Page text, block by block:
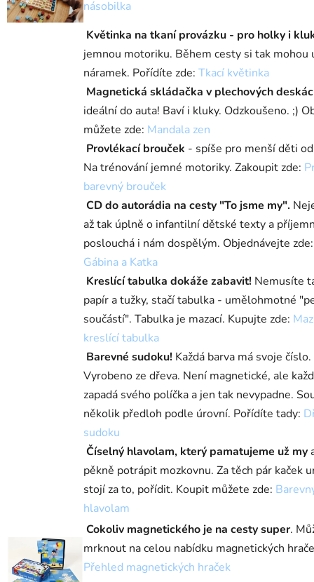
násobilka
Květinka na tkaní provázku - pro holky i
jemnou motoriku. Během cesty si tak mohou
náramek. Pořídíte zde: Tkací květinka
Magnetická skládačka v plechových
ideální do auta! Baví i kluky. Odzkoušeno. ;)
můžete zde: Mandala zen
Provlékací brouček - spíše pro menší děti
Na trénování jemné motoriky. Zakoupit zde:
barevný brouček
CD do autorádia na cesty "To jsme my".
až tak úplně o infantilní dětské texty a
poslouchá i nám dospělým. Objednávejte
Gábina a Katka
Kreslící tabulka dokáže zabavit! Nemusíte
papír a tužky, stačí tabulka - umělohmotné
součástí". Tabulka je mazací. Kupujte zde:
kreslící tabulka
Barevné sudoku! Každá barva má svoje číslo.
Vyrobeno ze dřeva. Není magnetické, ale
zapadá svého políčka a jen tak nevypadne.
několik předloh podle úrovní. Pořídíte tady:
sudoku
Číselný hlavolam, který pamatujeme už my
pěkně potrápit mozkovnu. Za těch pár kaček
stojí za to, pořídit. Koupit můžete zde:
hlavolam
Cokoliv magnetického je na cesty super.
mrknout na celou nabídku magnetických
Přehled magnetických hraček